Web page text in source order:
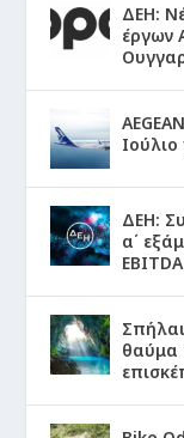
ΔΕΗ:
έργων
ΔΕΗ:
α΄
θαύμα